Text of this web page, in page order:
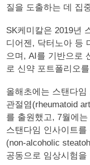
질을 도출하는 데 집
SK케미칼은 2019년
디어젠, 닥터노아 등
으며, AI를 기반으로
로 신약 포트폴리오
올해초에는 스탠다
관절염(rheumatoid
를 출원했고, 7월에
스탠다임 인사이트
(non-alcoholic
공동으로 임상시험을